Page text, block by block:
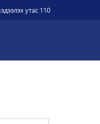
утас 110